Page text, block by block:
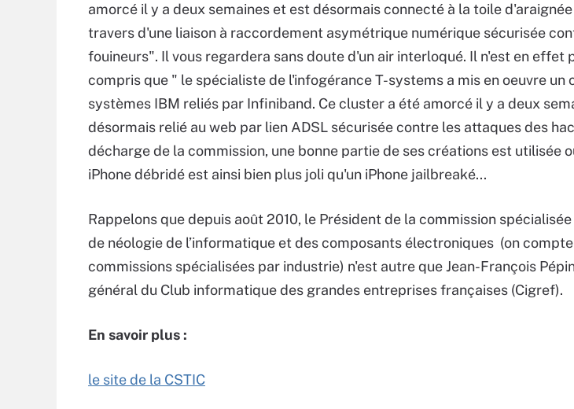
amorcé il y a deux semaines et est désormais connecté à la toile
travers d'une liaison à raccordement asymétrique numérique sécurisée
fouineurs". Il vous regardera sans doute d'un air interloqué. Il n'est en effet
compris que " le spécialiste de l'infogérance T-systems a mis en oeuvre un
systèmes IBM reliés par Infiniband. Ce cluster a été amorcé il y a deux
désormais relié au web par lien ADSL sécurisée contre les attaques des
décharge de la commission, une bonne partie de ses créations est utilisée
iPhone débridé est ainsi bien plus joli qu'un iPhone jailbreaké...
Rappelons que depuis août 2010, le Président de la commission
de néologie de l’informatique et des composants électroniques (on
commissions spécialisées par industrie) n'est autre que Jean-François
général du Club informatique des grandes entreprises françaises (Cigref).
En savoir plus :
le site de la CSTIC